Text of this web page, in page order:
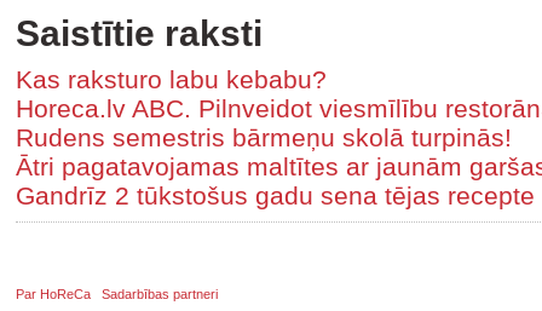
Saistītie raksti
Kas raksturo labu kebabu?
Horeca.lv ABC. Pilnveidot viesmīlību
Rudens semestris bārmeņu skolā turpinās!
Ātri pagatavojamas maltītes ar jaunām
Gandrīz 2 tūkstošus gadu sena tējas recepte
Par HoReCa
Sadarbības partneri